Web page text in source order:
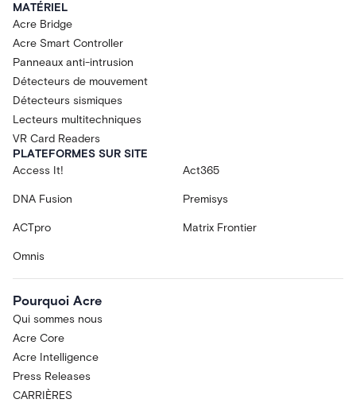
MATÉRIEL
Acre Bridge
Acre Smart Controller
Panneaux anti-intrusion
Détecteurs de mouvement
Détecteurs sismiques
Lecteurs multitechniques
VR Card Readers
PLATEFORMES SUR SITE
Access It!
Act365
DNA Fusion Premisys
ACTpro Matrix Frontier
Omnis
Pourquoi Acre
Qui sommes nous
Acre Core
Acre Intelligence
Press Releases
CARRIÈRES